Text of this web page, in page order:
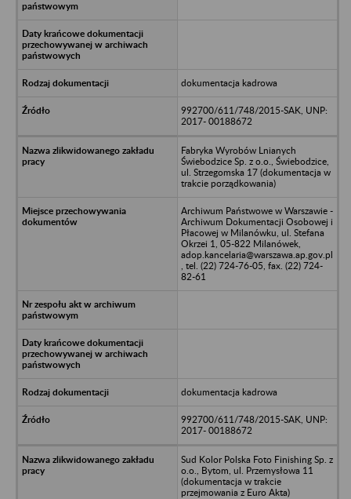
dokumentacja kadrowa
992700/611/748/2015-SAK, UNP:
2017- 00188672
Fabryka Wyrobów Lnianych
Świebodzice Sp. z o.o., Świebodzice,
ul. Strzegomska 17 (dokumentacja w
trakcie porządkowania)
Archiwum Państwowe w Warszawie -
Archiwum Dokumentacji Osobowej i
Płacowej w Milanówku, ul. Stefana
Okrzei 1, 05-822 Milanówek,
adop.kancelaria@warszawa.ap.gov.pl
, tel. (22) 724-76-05, fax. (22) 724-
82-61
dokumentacja kadrowa
992700/611/748/2015-SAK, UNP:
2017- 00188672
Sud Kolor Polska Foto Finishing Sp. z
o.o., Bytom, ul. Przemysłowa 11
(dokumentacja w trakcie
przejmowania z Euro Akta)